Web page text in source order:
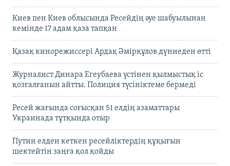
Киев пен Киев облысында Ресейдің әуе шабуылынан
кемінде 17 адам қаза тапқан
Қазақ кинорежиссері Ардақ Әмірқұлов дүниеден өтті
Журналист Динара Егеубаева үстінен қылмыстық іс
қозғалғанын айтты. Полиция түсініктеме бермеді
Ресей жағында соғысқан 51 елдің азаматтары
Украинада тұтқында отыр
Путин елден кеткен ресейліктердің құқығын
шектейтін заңға қол қойды